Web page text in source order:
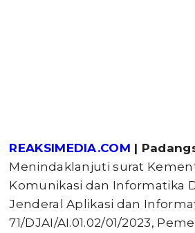
REAKSIMEDIA.COM |
Menindaklanjuti surat
Komunikasi dan Informatika
Jenderal Aplikasi dan
71/DJAI/AI.01.02/01/2023,